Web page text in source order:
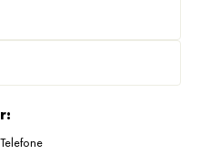
Telefone